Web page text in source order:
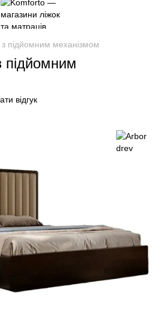
з підйомним механізмом
підйомним
відгук